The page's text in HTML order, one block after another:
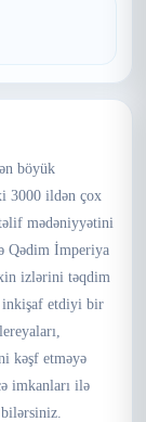
böyük
3000 ildən çox
mədəniyyətini
Qədim İmperiya
izlərini təqdim
inkişaf etdiyi bir
kəşf etməyə
imkanları ilə